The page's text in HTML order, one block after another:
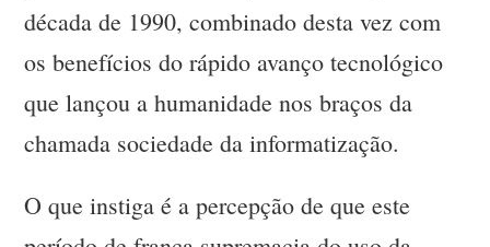
década de 1990, combinado desta vez com
os benefícios do rápido avanço tecnológico
que lançou a humanidade nos braços da
chamada sociedade da informatização.
O que instiga é a percepção de que este